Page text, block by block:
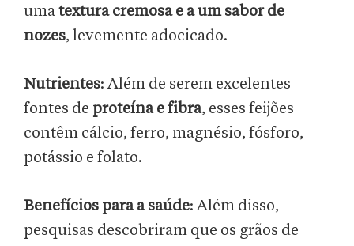
umatextura cremosa e a um sabor de
nozes, levemente adocicado.
Nutrientes: Além de serem excelentes
fontes de proteína e fibra, esses feijões
contêm cálcio, ferro, magnésio, fósforo,
potássio e folato.
Benefícios para a saúde: Além disso,
pesquisas descobriram que os grãos de